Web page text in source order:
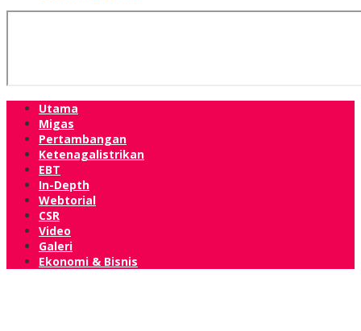
Utama
Migas
Pertambangan
Ketenagalistrikan
EBT
In-Depth
Webtorial
CSR
Video
Galeri
Ekonomi & Bisnis